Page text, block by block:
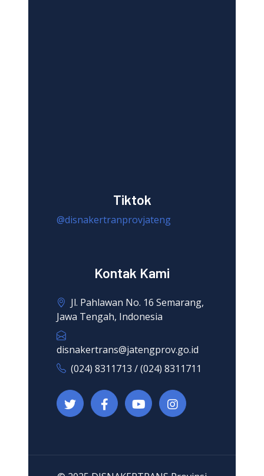
Tiktok
@disnakertranprovjateng
Kontak Kami
Jl. Pahlawan No. 16 Semarang,
Jawa Tengah, Indonesia
disnakertrans@jatengprov.go.id
(024) 8311713 / (024) 8311711